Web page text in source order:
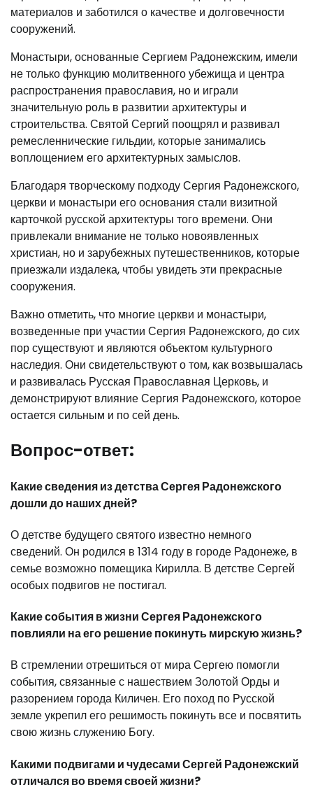
материалов и заботился о качестве и долговечности
сооружений.
Монастыри, основанные Сергием Радонежским, имели
не только функцию молитвенного убежища и центра
распространения православия, но и играли
значительную роль в развитии архитектуры и
строительства. Святой Сергий поощрял и развивал
ремесленнические гильдии, которые занимались
воплощением его архитектурных замыслов.
Благодаря творческому подходу Сергия Радонежского,
церкви и монастыри его основания стали визитной
карточкой русской архитектуры того времени. Они
привлекали внимание не только новоявленных
христиан, но и зарубежных путешественников, которые
приезжали издалека, чтобы увидеть эти прекрасные
сооружения.
Важно отметить, что многие церкви и монастыри,
возведенные при участии Сергия Радонежского, до сих
пор существуют и являются объектом культурного
наследия. Они свидетельствуют о том, как возвышалась
и развивалась Русская Православная Церковь, и
демонстрируют влияние Сергия Радонежского, которое
остается сильным и по сей день.
Вопрос-ответ:
Какие сведения из детства Сергея Радонежского
дошли до наших дней?
О детстве будущего святого известно немного
сведений. Он родился в 1314 году в городе Радонеже, в
семье возможно помещика Кирилла. В детстве Сергей
особых подвигов не постигал.
Какие события в жизни Сергея Радонежского
повлияли на его решение покинуть мирскую жизнь?
В стремлении отрешиться от мира Сергею помогли
события, связанные с нашествием Золотой Орды и
разорением города Киличен. Его поход по Русской
земле укрепил его решимость покинуть все и посвятить
свою жизнь служению Богу.
Какими подвигами и чудесами Сергей Радонежский
отличался во время своей жизни?